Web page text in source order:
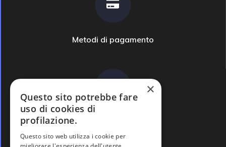
Metodi di pagamento
Domande frequenti
×
Questo sito potrebbe fare
uso di cookies di
profilazione.
Questo sito web utilizza i cookie per